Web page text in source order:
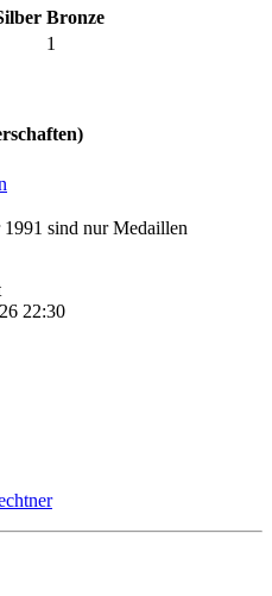
Bronze
1
sind nur Medaillen
22:30